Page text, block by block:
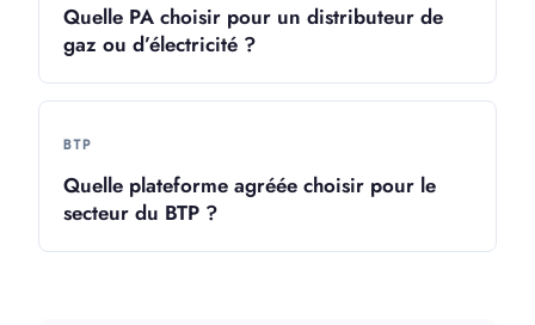
Quelle PA choisir pour un distributeur de
gaz ou d’électricité ?
BTP
Quelle plateforme agréée choisir pour le
secteur du BTP ?